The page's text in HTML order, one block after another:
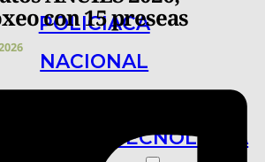
POLICIACA
NACIONAL
CIENCIA Y TECNOLOGÍA
con 15 preseas